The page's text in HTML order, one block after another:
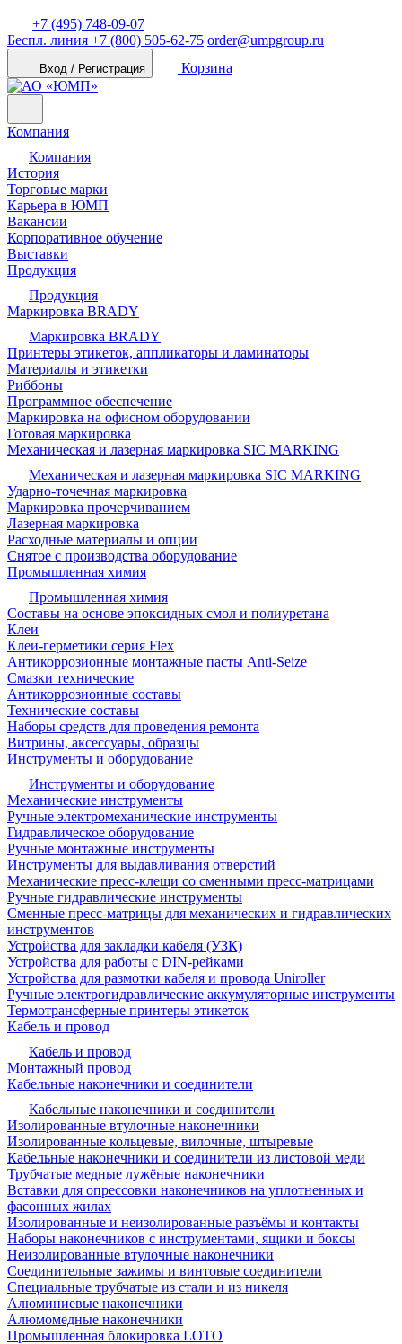
+7 (495) 748-09-07
Беспл. линия +7 (800) 505-62-75 order@umpgroup.ru
Вход / Регистрация Корзина
Компания
Компания
История
Торговые марки
Карьера в ЮМП
Вакансии
Корпоративное обучение
Выставки
Продукция
Продукция
Маркировка BRADY
Маркировка BRADY
Принтеры этикеток, аппликаторы и ламинаторы
Материалы и этикетки
Риббоны
Программное обеспечение
Маркировка на офисном оборудовании
Готовая маркировка
Механическая и лазерная маркировка SIC MARKING
Механическая и лазерная маркировка SIC MARKING
Ударно-точечная маркировка
Маркировка прочерчиванием
Лазерная маркировка
Расходные материалы и опции
Снятое с производства оборудование
Промышленная химия
Промышленная химия
Составы на основе эпоксидных смол и полиуретана
Клеи
Клеи-герметики серия Flex
Антикоррозионные монтажные пасты Anti-Seize
Смазки технические
Антикоррозионные составы
Технические составы
Наборы средств для проведения ремонта
Витрины, аксессуары, образцы
Инструменты и оборудование
Инструменты и оборудование
Механические инструменты
Ручные электромеханические инструменты
Гидравлическое оборудование
Ручные монтажные инструменты
Инструменты для выдавливания отверстий
Механические пресс-клещи со сменными пресс-матрицами
Ручные гидравлические инструменты
Сменные пресс-матрицы для механических и гидравлических
инструментов
Устройства для закладки кабеля (УЗК)
Устройства для работы с DIN-рейками
Устройства для размотки кабеля и провода Uniroller
Ручные электрогидравлические аккумуляторные инструменты
Термотрансферные принтеры этикеток
Кабель и провод
Кабель и провод
Монтажный провод
Кабельные наконечники и соединители
Кабельные наконечники и соединители
Изолированные втулочные наконечники
Изолированные кольцевые, вилочные, штыревые
Кабельные наконечники и соединители из листовой меди
Трубчатые медные лужёные наконечники
Вставки для опрессовки наконечников на уплотненных и
фасонных жилах
Изолированные и неизолированные разъёмы и контакты
Наборы наконечников с инструментами, ящики и боксы
Неизолированные втулочные наконечники
Соединительные зажимы и винтовые соединители
Специальные трубчатые из стали и из никеля
Алюминиевые наконечники
Алюмомедные наконечники
Промышленная блокировка LOTO